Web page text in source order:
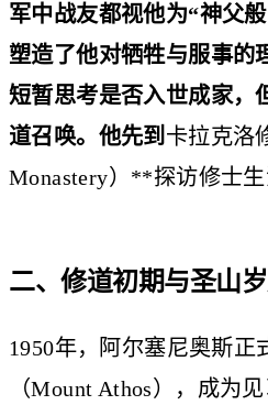
军中战友都视他为“神父
塑造了他对牺牲与服事的
短暂思考是否入世成家，
道召唤。他先到 卡拉克洛
Monastery）**探访修士生
二、修道初期与圣山岁
1950年，阿尔塞尼奥斯正
（Mount Athos），成为